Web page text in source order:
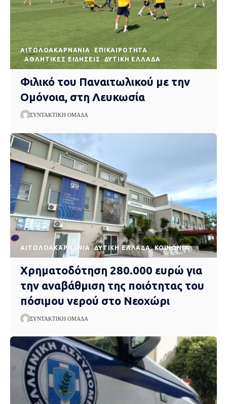
AΙΤΩΛΟΑΚΑΡΝΑΝΊΑ
EΠΙΚΑΙΡΌΤΗΤΑ
ΑΘΛΗΤΙΚΈΣ ΕΙΔΉΣΕΙΣ
ΔΥΤΙΚΉ ΕΛΛΆΔΑ
Φιλικό του Παναιτωλικού με την
Ομόνοια, στη Λευκωσία
ΣΥΝΤΑΚΤΙΚΉ ΟΜΆΔΑ
AΙΤΩΛΟΑΚΑΡΝΑΝΊΑ ΔΥΤΙΚΉ ΕΛΛΆΔΑ ΚΟΙΝΩΝΊΑ
Χρηματοδότηση 280.000 ευρώ για
την αναβάθμιση της ποιότητας του
πόσιμου νερού στο Νεοχώρι
ΣΥΝΤΑΚΤΙΚΉ ΟΜΆΔΑ